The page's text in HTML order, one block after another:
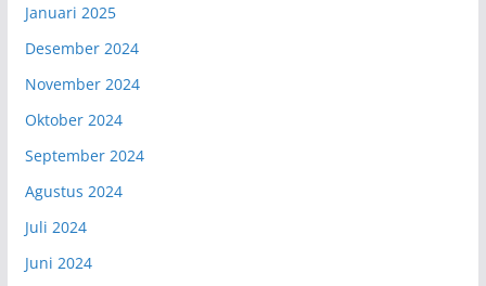
Januari 2025
Desember 2024
November 2024
Oktober 2024
September 2024
Agustus 2024
Juli 2024
Juni 2024